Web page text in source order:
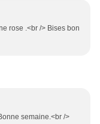
rose .<br /> Bises bon
semaine.<br />